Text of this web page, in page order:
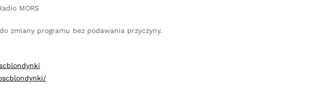
MORS
zmiany programu bez podawania przyczyny.